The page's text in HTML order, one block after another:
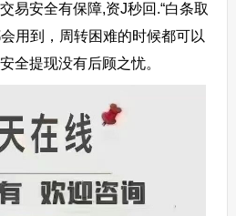
易安全有保障,资J秒回.“白条取
用到，周转困难的时候都可以
全提现没有后顾之忧。